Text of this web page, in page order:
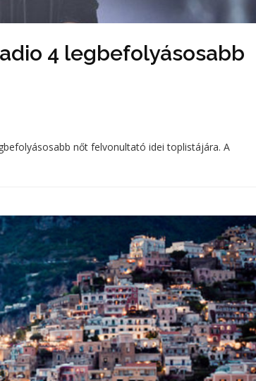
4 legbefolyásosabb
nőt felvonultató idei toplistájára. A